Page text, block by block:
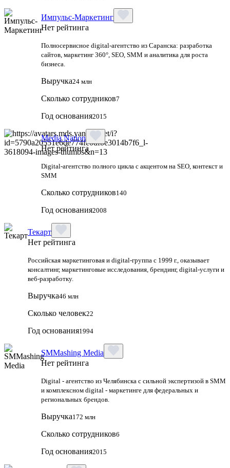
Импульс-Маркетинг
Нет рейтинга
Полносервисное digital-агентство из Саранска: разработка
сайтов, маркетинг 360°, SEO, SMM и аналитика для роста
бизнеса.
Выручка24 млн
Сколько сотрудников7
Год основания2015
Media Nation
Нет рейтинга
Digital-агентство полного цикла с акцентом на SEO, контекст и
SMM
Сколько сотрудников140
Год основания2008
Текарт
Нет рейтинга
Российская маркетинговая и digital‑группа с 1999 г., оказывает
консалтинг, маркетинговые исследования, брендинг, digital‑услуги и
веб‑разработку.
Выручка46 млн
Сколько человек22
Год основания1994
SMMashing Media
Нет рейтинга
Digital - агентство из Челябинска с сильной экспертизой в SMM
и комплексном digital - маркетинге для федеральных и
региональных брендов.
Выручка172 млн
Сколько сотрудников6
Год основания2015